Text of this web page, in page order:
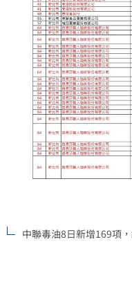
中聯毒油8日新增169項